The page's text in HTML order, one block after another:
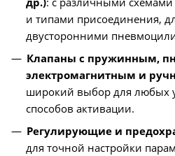
и типами присоединения,
двусторонними
Клапаны с пружинным,
электромагнитным и
широкий выбор для любых
способов активации.
Регулирующие и
для точной настройки